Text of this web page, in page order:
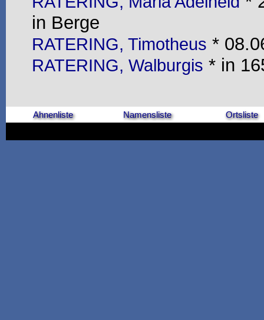
in Berge
RATERING, Timotheus *
RATERING, Walburgis * in
Ahnenliste Namensliste Ortsliste